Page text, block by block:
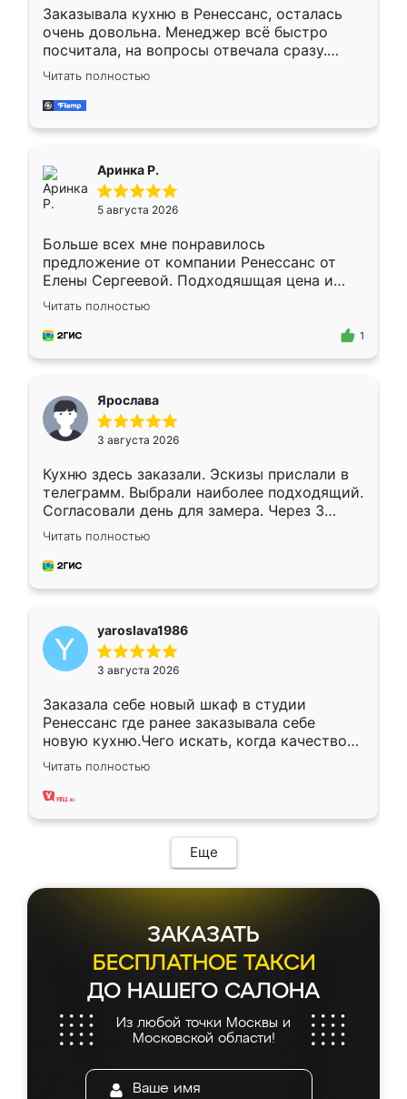
Заказывала кухню в Ренессанс, осталась
очень довольна. Менеджер всё быстро
посчитала, на вопросы отвечала сразу.
Замерщик приехал в субботу, подошёл к
делу со всей ответственностью. Собрали
за день, ребята работали аккуратно, даже
Читать полностью
Аринка Р.
5 августа 2026
Больше всех мне понравилось
предложение от компании Ренессанс от
Елены Сергеевой. Подходяшщая цена и
короткие сроки изготовления. Приехавший
для замера сотрудник Владислав
предложил по моему эскизу самый
Читать полностью
1
Ярослава
3 августа 2026
Кухню здесь заказали. Эскизы прислали в
телеграмм. Выбрали наиболее подходящий.
Согласовали день для замера. Через 3
недели кухня была уже готова. Остались
довольны работой. Спасибо Ренессанс
мебель за качественную работу!
Читать полностью
yaroslava1986
3 августа 2026
Заказала себе новый шкаф в студии
Ренессанс где ранее заказывала себе
новую кухню.Чего искать, когда качеством
вполне довольна. Служит кухня уже почти
два года, нареканий нет.
Читать полностью
Еще
ЗАКАЗАТЬ
БЕСПЛАТНОЕ ТАКСИ
ДО НАШЕГО САЛОНА
Из любой точки Москвы и
Московской области!